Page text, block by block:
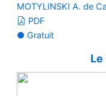
MOTYLINSKI A. de
PDF
● Gratuit
Le